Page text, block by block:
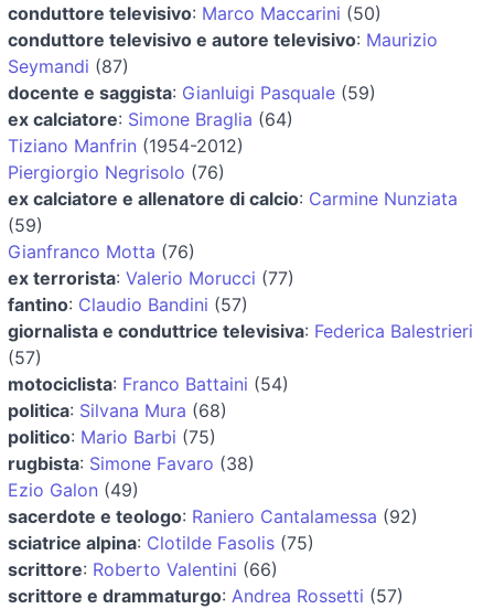
conduttore televisivo: Marco Maccarini (50)
conduttore televisivo e autore televisivo: Maurizio
Seymandi (87)
docente e saggista: Gianluigi Pasquale (59)
ex calciatore: Simone Braglia (64)
Tiziano Manfrin (1954-2012)
Piergiorgio Negrisolo (76)
ex calciatore e allenatore di calcio: Carmine Nunziata
(59)
Gianfranco Motta (76)
ex terrorista: Valerio Morucci (77)
fantino: Claudio Bandini (57)
giornalista e conduttrice televisiva: Federica Balestrieri
(57)
motociclista: Franco Battaini (54)
politica: Silvana Mura (68)
politico: Mario Barbi (75)
rugbista: Simone Favaro (38)
Ezio Galon (49)
sacerdote e teologo: Raniero Cantalamessa (92)
sciatrice alpina: Clotilde Fasolis (75)
scrittore: Roberto Valentini (66)
scrittore e drammaturgo: Andrea Rossetti (57)